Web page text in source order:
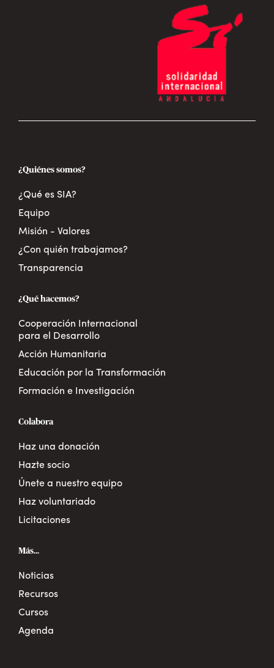
¿Quiénes somos?
¿Qué es SIA?
Equipo
Misión - Valores
¿Con quién trabajamos?
Transparencia
¿Qué hacemos?
Cooperación Internacional
para el Desarrollo
Acción Humanitaria
Educación por la Transformación
Formación e Investigación
Colabora
Haz una donación
Hazte socio
Únete a nuestro equipo
Haz voluntariado
Licitaciones
Más...
Noticias
Recursos
Cursos
Agenda